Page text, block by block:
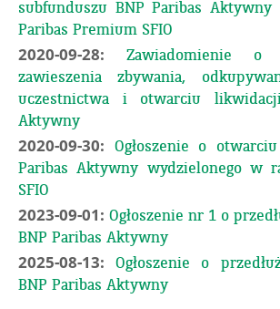
subfunduszu BNP Paribas
Paribas Premium SFIO
2020-09-28:
Zawiadomienie o
zawieszenia zbywania,
uczestnictwa i otwarciu
Aktywny
2020-09-30:
Ogłoszenie o
Paribas Aktywny wydzielonego w
SFIO
2023-09-01: Ogłoszenie nr 1 o
BNP Paribas Aktywny
2025-08-13:
Ogłoszenie o
BNP Paribas Aktywny